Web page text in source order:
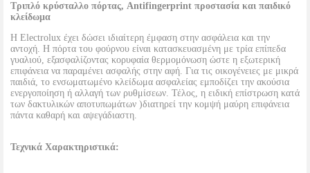
Τριπλό κρύσταλλο πόρτας, Antifingerprint προστασία και παιδικό
κλείδωμα
Η Electrolux έχει δώσει ιδιαίτερη έμφαση στην ασφάλεια και την
αντοχή. Η πόρτα του φούρνου είναι κατασκευασμένη με τρία επίπεδα
γυαλιού, εξασφαλίζοντας κορυφαία θερμομόνωση ώστε η εξωτερική
επιφάνεια να παραμένει ασφαλής στην αφή. Για τις οικογένειες με μικρά
παιδιά, το ενσωματωμένο κλείδωμα ασφαλείας εμποδίζει την ακούσια
ενεργοποίηση ή αλλαγή των ρυθμίσεων. Τέλος, η ειδική επίστρωση κατά
των δακτυλικών αποτυπωμάτων )διατηρεί την κομψή μαύρη επιφάνεια
πάντα καθαρή και αψεγάδιαστη.
Τεχνικά Χαρακτηριστικά: